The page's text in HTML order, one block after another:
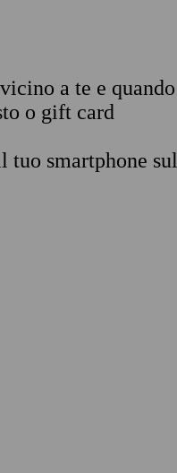
a te e quando
o gift card
tuo smartphone sul